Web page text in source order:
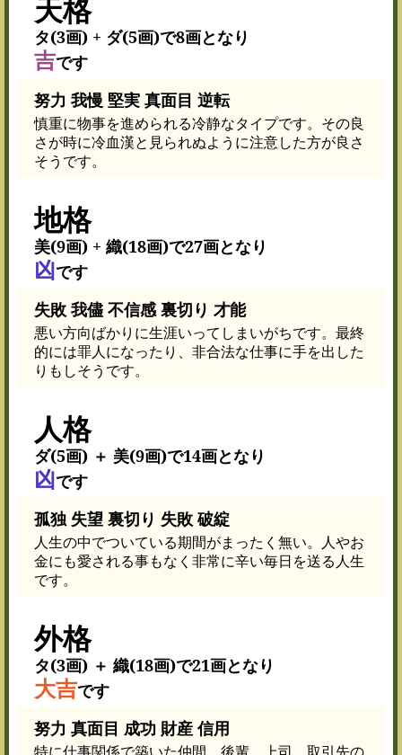
天格
タ(3画) + ダ(5画)で8画となり
吉です
努力 我慢 堅実 真面目 逆転
慎重に物事を進められる冷静なタイプです。その良
さが時に冷血漢と見られぬように注意した方が良さ
そうです。
地格
美(9画) + 織(18画)で27画となり
凶です
失敗 我儘 不信感 裏切り 才能
悪い方向ばかりに生涯いってしまいがちです。最終
的には罪人になったり、非合法な仕事に手を出した
りもしそうです。
人格
ダ(5画) ＋ 美(9画)で14画となり
凶です
孤独 失望 裏切り 失敗 破綻
人生の中でついている期間がまったく無い。人やお
金にも愛される事もなく非常に辛い毎日を送る人生
です。
外格
タ(3画) ＋ 織(18画)で21画となり
大吉です
努力 真面目 成功 財産 信用